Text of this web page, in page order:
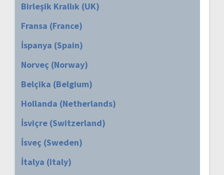
Birleşik Krallık (UK)
Fransa (France)
İspanya (Spain)
Norveç (Norway)
Belçika (Belgium)
Hollanda (Netherlands)
İsviçre (Switzerland)
İsveç (Sweden)
İtalya (Italy)